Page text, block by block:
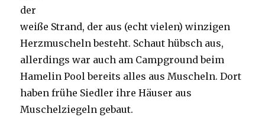
der
weiße Strand, der aus (echt vielen) winzigen
Herzmuscheln besteht. Schaut hübsch aus,
allerdings war auch am Campground beim
Hamelin Pool bereits alles aus Muscheln. Dort
haben frühe Siedler ihre Häuser aus
Muschelziegeln gebaut.